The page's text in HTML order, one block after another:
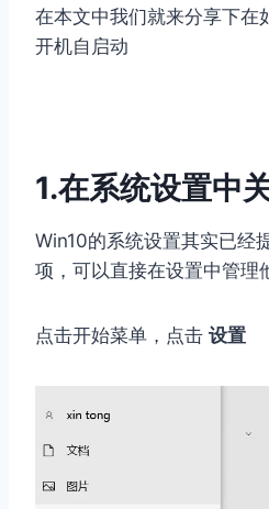
在本文中我们就来分享下在
开机自启动
1.在系统设置中
Win10的系统设置其实已经
项，可以直接在设置中管理
点击开始菜单，点击 设置